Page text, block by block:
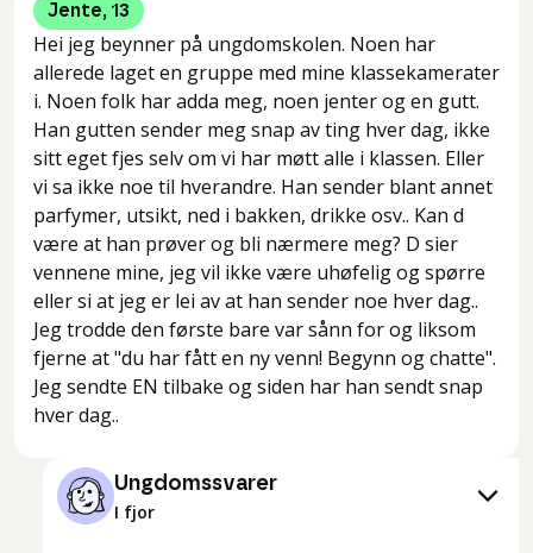
Jente, 13
Hei jeg beynner på ungdomskolen. Noen har
allerede laget en gruppe med mine klassekamerater
i. Noen folk har adda meg, noen jenter og en gutt.
Han gutten sender meg snap av ting hver dag, ikke
sitt eget fjes selv om vi har møtt alle i klassen. Eller
vi sa ikke noe til hverandre. Han sender blant annet
parfymer, utsikt, ned i bakken, drikke osv.. Kan d
være at han prøver og bli nærmere meg? D sier
vennene mine, jeg vil ikke være uhøfelig og spørre
eller si at jeg er lei av at han sender noe hver dag..
Jeg trodde den første bare var sånn for og liksom
fjerne at "du har fått en ny venn! Begynn og chatte".
Jeg sendte EN tilbake og siden har han sendt snap
hver dag..
Ungdomssvarer
I fjor